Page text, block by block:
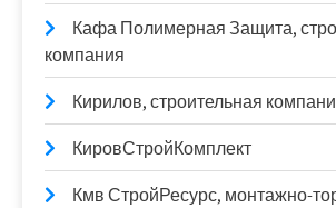
Кафа Полимерная Защита,
компания
Кирилов, строительная
КировСтройКомплект
Кмв СтройРесурс, монтажно-